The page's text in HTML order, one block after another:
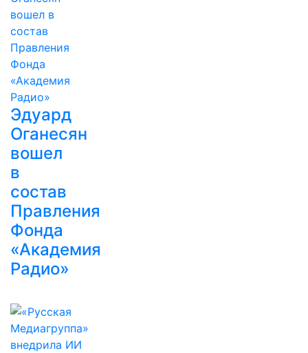
Эдуард
Оганесян
вошел
в
состав
Правления
Фонда
«Академия
Радио»